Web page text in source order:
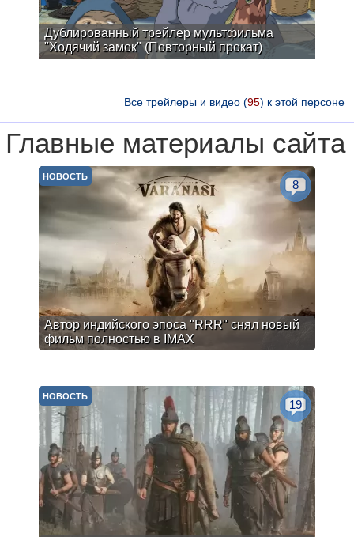
Дублированный трейлер мультфильма
"Ходячий замок" (Повторный прокат)
Все трейлеры и видео (95) к этой персоне
Главные материалы сайта
Автор индийского эпоса "RRR" снял новый
фильм полностью в IMAX
НОВОСТЬ
8
НОВОСТЬ
19